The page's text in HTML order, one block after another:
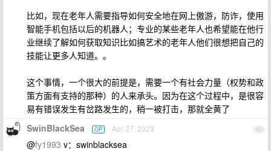
比如，现在老年人需要指导如何安全地在网上傲游，防诈，使用
智能手机包括以后的机器人；专业的某些老年人也希望能在他行
业继续了解如何获取知识比如搞艺术的老年人他们很想把自己的
技能让更多人知道。。
这个事情，一个很大的前提是，需要一个有社会力量（权势和政
策方面有支持的那种）的人来承头。因为在这个过程中，是很容
易有错误发生有岔路发生的，稍一被打击，那就全黄了
52
SwinBlackSea OP Apr 27, 2023
@fy1993 v：swinblacksea